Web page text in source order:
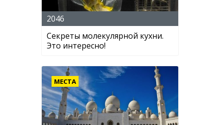
2046
Секреты молекулярной кухни.
Это интересно!
МЕСТА